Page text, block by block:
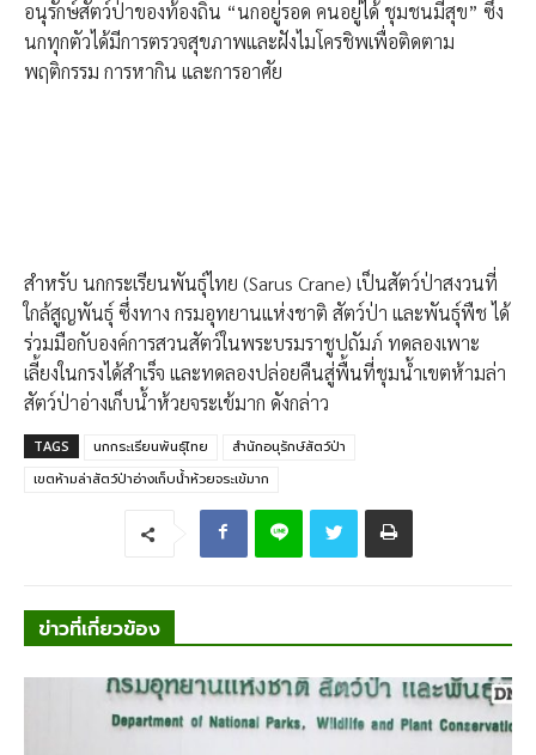
อนุรักษ์สัตว์ป่าของท้องถิ่น “นกอยู่รอด คนอยู่ได้ ชุมชนมีสุข” ซึ่ง
นกทุกตัวได้มีการตรวจสุขภาพและฝังไมโครชิพเพื่อติดตาม
พฤติกรรม การหากิน และการอาศัย
สำหรับ นกกระเรียนพันธุ์ไทย (Sarus Crane) เป็นสัตว์ป่าสงวนที่
ใกล้สูญพันธุ์ ซึ่งทาง กรมอุทยานแห่งชาติ สัตว์ป่า และพันธุ์พืช ได้
ร่วมมือกับองค์การสวนสัตว์ในพระบรมราชูปถัมภ์ ทดลองเพาะ
เลี้ยงในกรงได้สำเร็จ และทดลองปล่อยคืนสู่พื้นที่ชุมน้ำเขตห้ามล่า
สัตว์ป่าอ่างเก็บน้ำห้วยจระเข้มาก ดังกล่าว
TAGS นกกระเรียนพันธุ์ไทย
สำนักอนุรักษ์สัตว์ป่า
เขตห้ามล่าสัตว์ป่าอ่างเก็บน้ำห้วยจระเข้มาก
ข่าวที่เกี่ยวข้อง